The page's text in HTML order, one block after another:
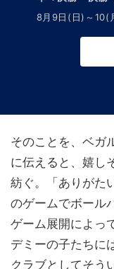
最新
そのことを、ベガ
に伝えると、嬉し
紡ぐ。「ありがた
のゲームでボール
ゲーム展開によっ
デミーの子たちに
クラブとしてそう